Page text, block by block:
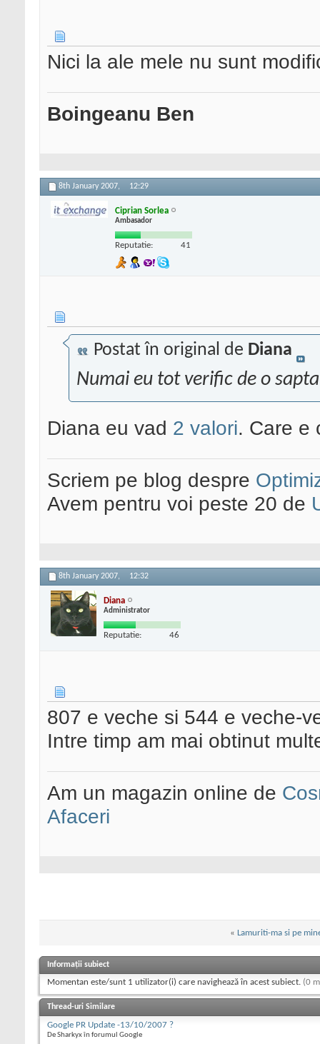
Nici la ale mele nu sunt
Boingeanu Ben
8th January 2007, 12:29
Ciprian Sorlea
Ambasador
Reputatie: 41
Postat în original de Diana
Numai eu tot verific de o
Diana eu vad 2 valori. Care e
Scriem pe blog despre
Avem pentru voi peste 20 de
8th January 2007, 12:32
Diana
Administrator
Reputatie: 46
807 e veche si 544 e veche-
Intre timp am mai obtinut
Am un magazin online de
Afaceri
« Lamuriti-ma si pe
Informații subiect
Momentan este/sunt 1 utilizator(i) care navighează în acest subiect. (0
Thread-uri Similare
Google PR Update -13/10/2007 ?
De Sharkyx în forumul Google